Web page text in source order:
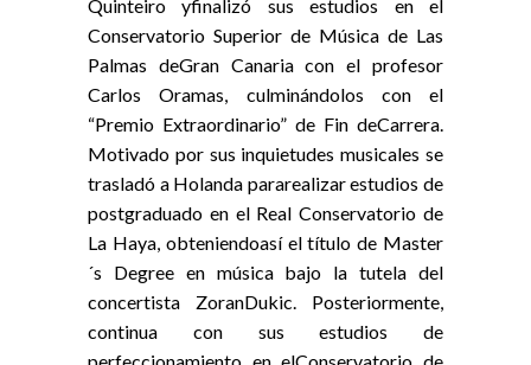
Quinteiro yfinalizó sus estudios en el
Conservatorio Superior de Música de Las
Palmas deGran Canaria con el profesor
Carlos Oramas, culminándolos con el
“Premio Extraordinario” de Fin deCarrera.
Motivado por sus inquietudes musicales se
trasladó a Holanda pararealizar estudios de
postgraduado en el Real Conservatorio de
La Haya, obteniendoasí el título de Master
´s Degree en música bajo la tutela del
concertista ZoranDukic. Posteriormente,
continua con sus estudios de